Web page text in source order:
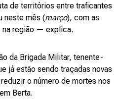
de territórios entre traficantes
neste mês (março), com as
na região — explica.
da Brigada Militar, tenente-
já estão sendo traçadas novas
o número de mortes nos
Berta.